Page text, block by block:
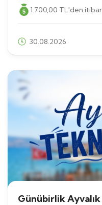
1.700,00 TL'den
30.08.2026
Günübirlik